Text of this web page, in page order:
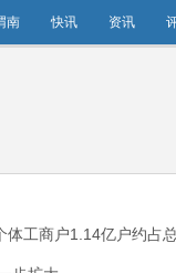
南 快讯 资讯
工商户1.14亿户约占